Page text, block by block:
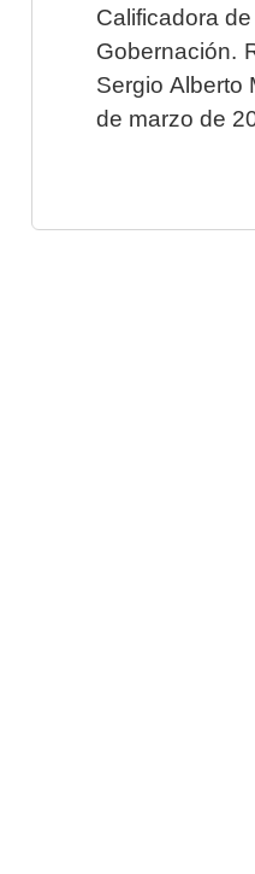
Calificadora
Gobernación.
Sergio Alberto
de marzo de